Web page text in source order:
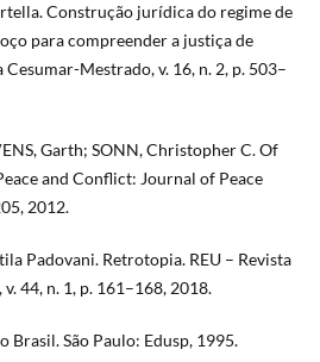
Construção jurídica do regime de
para compreender a justiça de
Mestrado, v. 16, n. 2, p. 503–
Garth; SONN, Christopher C. Of
and Conflict: Journal of Peace
2012.
Padovani. Retrotopia. REU – Revista
44, n. 1, p. 161–168, 2018.
Brasil. São Paulo: Edusp, 1995.